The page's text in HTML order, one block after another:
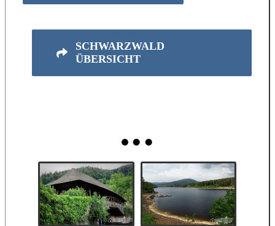
SCHWARZWALD
ÜBERSICHT